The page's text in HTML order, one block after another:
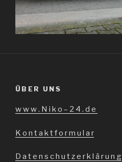
ÜBER UNS
w w w . N i k o – 2 4 . d e
K o n t a k t f o r m u l a r
D a t e n s c h u t z e r k l ä r u n g